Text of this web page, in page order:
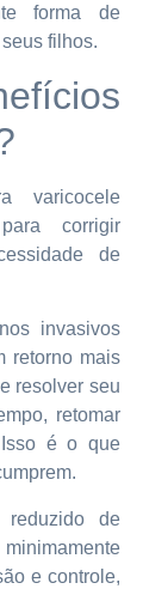
forma de
filhos.
varicocele
corrigir
de
invasivos
retorno mais
resolver seu
retomar
Isso é o que
de
e controle,